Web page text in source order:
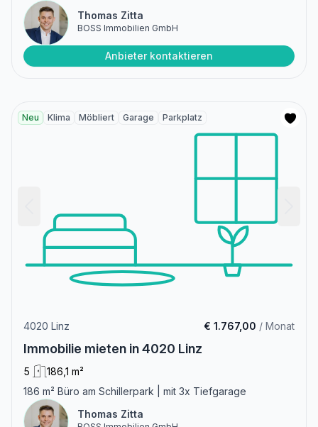
Thomas Zitta
BOSS Immobilien GmbH
Anbieter kontaktieren
Neu Klima Möbliert Garage Parkplatz
4020 Linz € 1.767,00 / Monat
Immobilie mieten in 4020 Linz
5
186,1 m²
186 m² Büro am Schillerpark | mit 3x Tiefgarage
Thomas Zitta